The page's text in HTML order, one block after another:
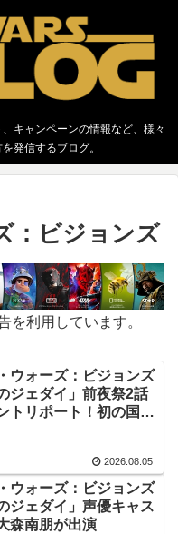
キャンペーンの情報など、様々
発信するブログ。
：ビジョンズ
を利用しています。
ウォーズ：ビジョンズ
ジェダイ」前夜祭2話
トリポート！初の国産
2026.08.05
ウォーズ：ビジョンズ
ジェダイ」声優キャス
森南朋が出演